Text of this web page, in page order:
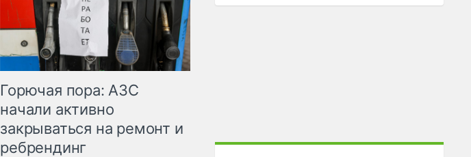
Горючая пора: АЗС
начали активно
закрываться на ремонт и
ребрендинг